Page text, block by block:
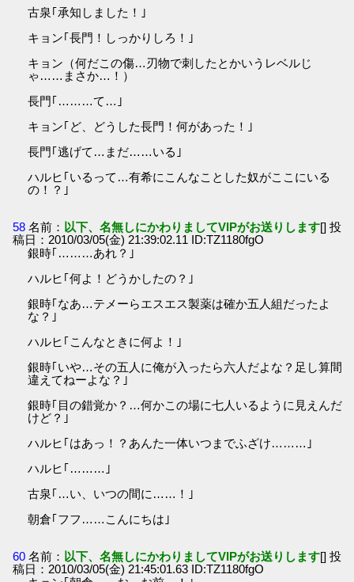
古泉｢承知しました！｣
キョン｢長門！しっかりしろ！｣
キョン（何だこの傷…刃物で刺したとかいうレベルじ
ゃ……まさか…！）
長門｢………て…｣
キョン｢ど、どうした長門！何があった！｣
長門｢逃げて…まだ……いる｣
ハルヒ｢いるって…有希にこんなことした奴がここにいる
の！？｣
58 名前： 以下、名無しにかわりましてVIPがお送りします[] 投
稿日：2010/03/05(金) 21:39:02.11 ID:TZ1180fgO
銀時｢………あれ？｣
ハルヒ｢何よ！どうかしたの？｣
銀時｢なあ…テメーらエスエス製薬は確か五人組だったよ
な？｣
ハルヒ｢こんなときに何よ！｣
銀時｢いや…その五人に俺が入ったら六人だよな？足し算間
違えてねーよな？｣
銀時｢目の錯覚か？…何かこの場に七人いるように見えんだ
けど？｣
ハルヒ｢はあっ！？あんた一体いつまでふざけ………｣
ハルヒ｢………｣
古泉｢…い、いつの間に……！｣
朝倉｢フフ……こんにちは｣
60 名前： 以下、名無しにかわりましてVIPがお送りします[] 投
稿日：2010/03/05(金) 21:45:01.63 ID:TZ1180fgO